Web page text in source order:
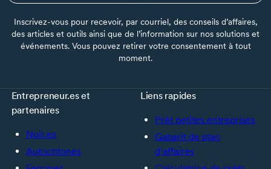
Inscrivez-vous pour recevoir, par courriel, des conseils d’affaires,
des articles et outils ainsi que de l’information sur nos solutions et
événements. Vous pouvez retirer votre consentement à tout
moment.
Entrepreneur.es et
partenaires
Noir.es
Autochtones
Liens rapides
Prêt petites entreprises
Gabarit de plan
d’affaires